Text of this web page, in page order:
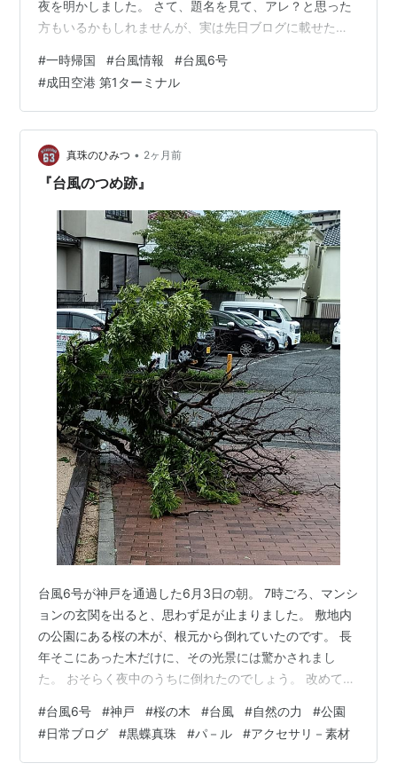
夜を明かしました。 さて、題名を見て、アレ？と思った
方もいるかもしれませんが、実は先日ブログに載せた水
に泊まるのを楽しみにしていたのですが、チェックイン
はしたものの、結局宿泊はしなかったのです💦 この日
（6/2）東京に到着し、カプセルホテルにチェックイン
し、新大久保で友達と食事をしていた時点ではそれほど
雨が降っていませんでした。 そのため、成田空港への交
通機関の運行状況が気になったものの、そこま…
#一時帰国 #台風情報 #台風6号
#成田空港 第1ターミナル
真珠のひみつ • 2ヶ月前
『台風のつめ跡』
台風6号が神戸を通過した6月3日の朝。 7時ごろ、マンシ
ョンの玄関を出ると、思わず足が止まりました。 敷地内
の公園にある桜の木が、根元から倒れていたのです。 長
年そこにあった木だけに、その光景には驚かされまし
た。 おそらく夜中のうちに倒れたのでしょう。 改めて、
木々も、台風の暴風には耐えられなかったようです。 も
しこれが、子どもたちが公園で遊んでいる昼間だったら
―― そう考えると、ぞっとします。 大きな被害が出なか
#台風6号 #神戸 #桜の木 #台風 #自然の力 #公園
#日常ブログ #黒蝶真珠 #パ－ル #アクセサリ－素材